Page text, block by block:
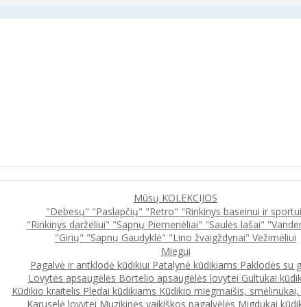
Mūsų KOLEKCIJOS
"Debesų" "Paslapčių" "Retro" "Rinkinys baseinui ir
"Rinkinys darželiui" "Sapnų Piemenėliai" "Saulės lašai"
"Girių" "Sapnų Gaudyklė" "Lino žvaigždynai" Vežimėliui
Miegui
Pagalvė ir antklodė kūdikiui Patalynė kūdikiams Paklodės su
Lovytės apsaugėlės Bortelio apsaugėlės lovytei Gultukai
Kūdikio kraitelis Pledai kūdikiams Kūdikio miegmaišis,
Karuselė lovytei Muzikinės vaikiškos pagalvėlės Migdukai